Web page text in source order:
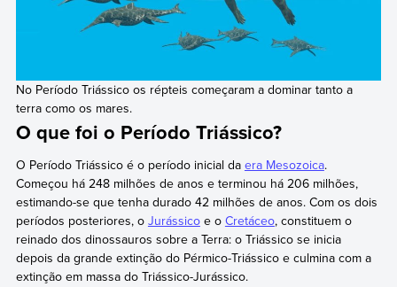
No Período Triássico os répteis começaram a dominar tanto a
terra como os mares.
O que foi o Período Triássico?
O Período Triássico é o período inicial da era Mesozoica.
Começou há 248 milhões de anos e terminou há 206 milhões,
estimando-se que tenha durado 42 milhões de anos. Com os dois
períodos posteriores, o Jurássicoe o Cretáceo, constituem o
reinado dos dinossauros sobre a Terra: o Triássico se inicia
depois da grande extinção do Pérmico-Triássico e culmina com a
extinção em massa do Triássico-Jurássico.